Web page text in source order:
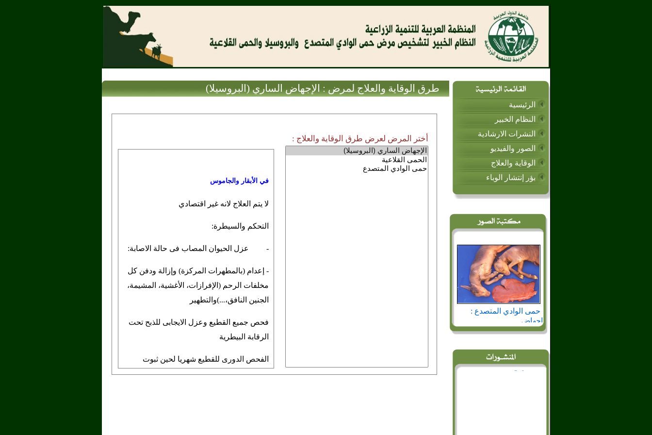
الرئيسية
النظام الخبير
النشرات الارشادية
الصور والفيديو
الوقاية والعلاج
بؤر إنتشار الوباء
حمى الوادي المتصدع :
اجهاض
طرق الوقاية والعلاج لمرض : الإجهاض الساري (البروسيلا)
أختر المرض لعرض طرق الوقاية والعلاج :
في الأبقار والجاموس
لا يتم العلاج لانه غير اقتصادي
التحكم والسيطرة:
- عزل الحيوان المصاب فى حالة الاصابة:
- إعدام (بالمطهرات المركزة) وإزالة ودفن كل
مخلفات الرحم (الإفرازات، الأغشية، المشيمة،
الجنين النافق،...)والتطهير
فحص جميع القطيع وعزل الايجابى للذبح تحت
الرقابة البيطرية
الفحص الدورى للقطيع شهريا لحين ثبوت
سلبية القطيع لثلاث مرات متتالية